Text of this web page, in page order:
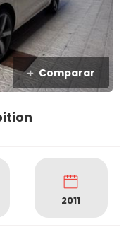
Comparar
2011